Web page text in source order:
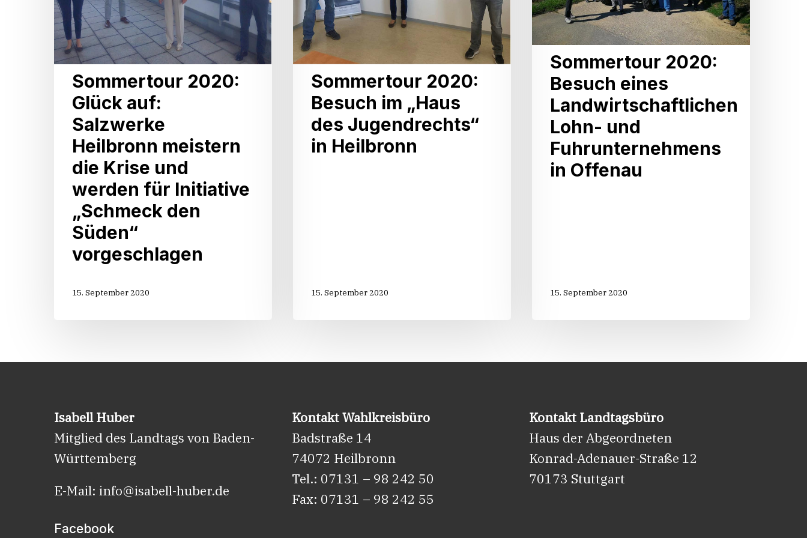
meistern
die
Krise
und
werden
Initiative
„Schmeck
den
Süden“
vorgeschlagen
Sommertour 2020:
Glück auf:
Salzwerke
Heilbronn meistern
die Krise und
werden für Initiative
„Schmeck den
Süden“
vorgeschlagen
15. September 2020
Jugendrechts“
in
Heilbronn
Sommertour 2020:
Besuch im „Haus
des Jugendrechts“
in Heilbronn
15. September 2020
und
Fuhrunternehmens
Offenau
Sommertour 2020:
Besuch eines
Landwirtschaftlichen
Lohn- und
Fuhrunternehmens
in Offenau
15. September 2020
Isabell Huber
Mitglied des Landtags von Baden-
Württemberg
E-Mail: info@isabell-huber.de
Facebook
Kontakt Wahlkreisbüro
Badstraße 14
74072 Heilbronn
Tel.: 07131 – 98 242 50
Fax: 07131 – 98 242 55
Kontakt Landtagsbüro
Haus der Abgeordneten
Konrad-Adenauer-Straße 12
70173 Stuttgart